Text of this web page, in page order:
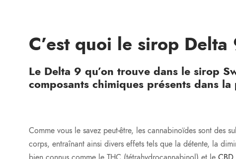
C’est quoi le sirop
Le Delta 9 qu’on trouve dans le sirop
composants chimiques présents dans
Comme vous le savez peut-être, les cannabinoïdes sont des
corps, entraînant ainsi divers effets tels que la détente, la